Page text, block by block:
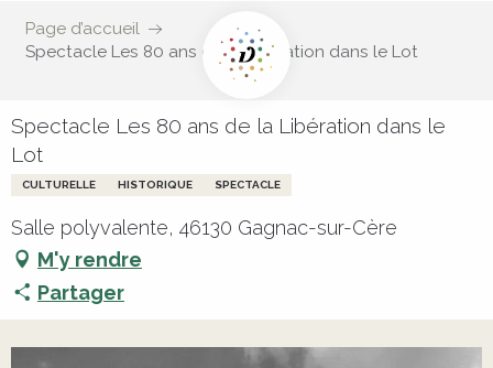
Page d’accueil
Spectacle Les 80 ans de la Libération dans le Lot
Spectacle Les 80 ans de la Libération dans le
Lot
CULTURELLE HISTORIQUE SPECTACLE
Salle polyvalente, 46130 Gagnac-sur-Cère
M'y rendre
Partager